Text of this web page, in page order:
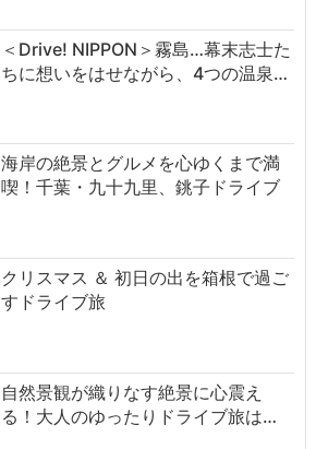
＜Drive! NIPPON＞霧島…幕末志士た
ちに想いをはせながら、4つの温泉…
海岸の絶景とグルメを心ゆくまで満
喫！千葉・九十九里、銚子ドライブ
クリスマス ＆ 初日の出を箱根で過ご
すドライブ旅
自然景観が織りなす絶景に心震え
る！大人のゆったりドライブ旅は…